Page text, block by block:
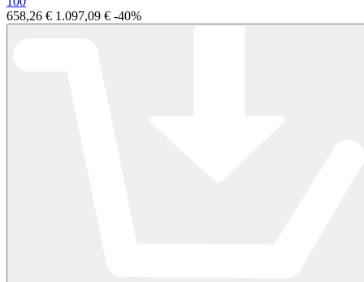
658,26 € 1.097,09 € -40%